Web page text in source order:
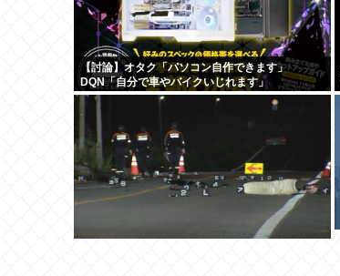
【討論】オタク「パソコン自作できます」
DQN「自分で車やバイクいじれます」